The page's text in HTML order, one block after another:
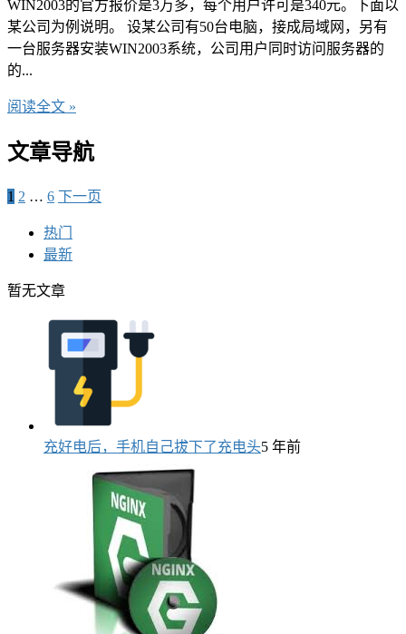
WIN2003的官方报价是3万多，每个用户许可是340元。下面以
某公司为例说明。 设某公司有50台电脑，接成局域网，另有
一台服务器安装WIN2003系统，公司用户同时访问服务器的
的...
阅读全文 »
文章导航
1 2 … 6 下一页
热门
最新
暂无文章
充好电后，手机自己拔下了充电头5 年前